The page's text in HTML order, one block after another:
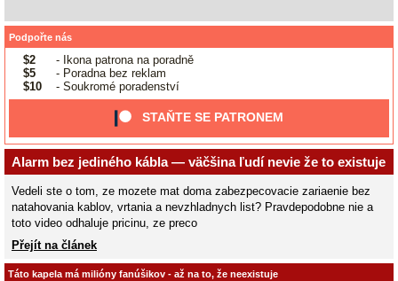
Podpořte nás
$2
- Ikona patrona na poradně
$5
- Poradna bez reklam
$10
- Soukromé poradenství
STAŇTE SE PATRONEM
Alarm bez jediného kábla — väčšina ľudí nevie že to existuje
Vedeli ste o tom, ze mozete mat doma zabezpecovacie zariaenie bez
natahovania kablov, vrtania a nevzhladnych list? Pravdepodobne nie a
toto video odhaluje pricinu, ze preco
Přejít na článek
Táto kapela má milióny fanúšikov - až na to, že neexistuje